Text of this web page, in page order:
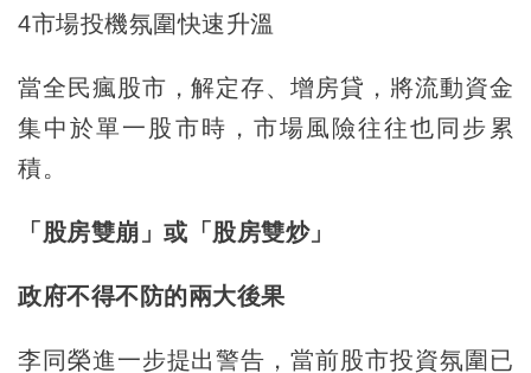
4市場投機氛圍快速升溫
當全民瘋股市，解定存、增房貸，將流動資金
集中於單一股市時，市場風險往往也同步累
積。
「股房雙崩」或「股房雙炒」
政府不得不防的兩大後果
李同榮進一步提出警告，當前股市投資氛圍已